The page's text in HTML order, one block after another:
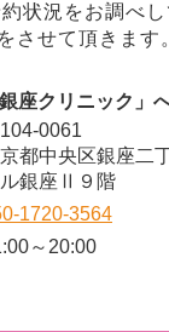
状況をお調べ
をさせて頂きます。
座クリニック」
0061
都中央区銀座二
銀座Ⅱ９階
1720-3564
～20:00